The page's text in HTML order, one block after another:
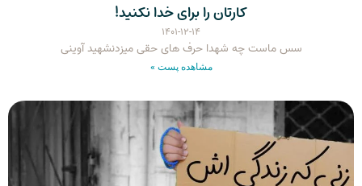
کارتان را برای خدا نکنید!
۱۴۰۱-۱۲-۱۴
سس ماست چه شهدا حرف های حقی میزدنشهید آوینی
مشاهده پست »